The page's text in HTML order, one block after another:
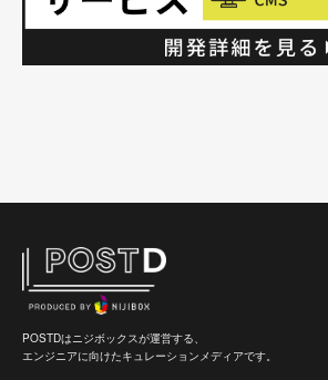
POSTDはニジボックスが運営する、
エンジニアに向けたキュレーションメディアです。